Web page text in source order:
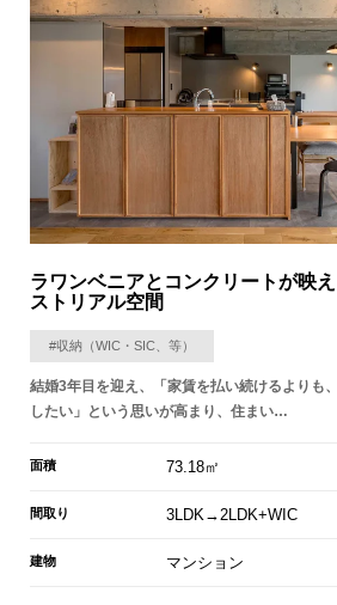
ラワンベニアとコンクリートが映
ストリアル空間
#収納（WIC・SIC、等）
結婚3年目を迎え、「家賃を払い続けるよりも
したい」という思いが高まり、住まい…
面積 73.18㎡
間取り 3LDK→2LDK+WIC
建物 マンション